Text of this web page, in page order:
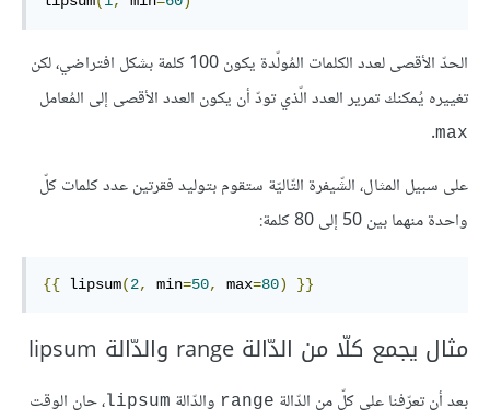
الحدّ الأقصى لعدد الكلمات المُولّدة يكون 100 كلمة بشكل افتراضي، لكن
تغييره يُمكنك تمرير العدد الّذي تودّ أن يكون العدد الأقصى إلى المُعامل
max
.
على سبيل المثال، الشّيفرة التّاليّة ستقوم بتوليد فقرتين عدد كلمات كلّ
واحدة منهما بين 50 إلى 80 كلمة:
{{ lipsum(2, min=50, max=80) }}
مثال يجمع كلّا من الدّالة range والدّالة lipsum
بعد أن تعرّفنا على كلّ من الدّالة range والدّالة lipsum، حان الوقت